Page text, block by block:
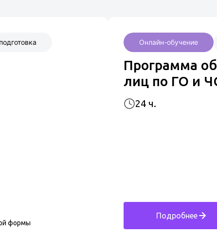
формы
Онлайн-обучение
Программа
лиц по ГО и
24 ч.
Подробнее